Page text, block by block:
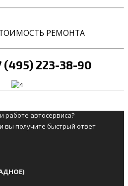
РЕМОНТА
(495) 223-38-90
работе автосервиса?
и вы получите быстрый ответ